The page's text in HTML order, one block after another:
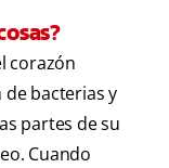
corazón
bacterias y
partes de su
Cuando